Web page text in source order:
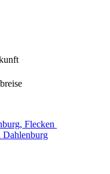
Flecken
Dahlenburg